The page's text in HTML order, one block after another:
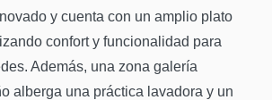
y cuenta con un amplio plato
confort y funcionalidad para
Además, una zona galería
alberga una práctica lavadora y un